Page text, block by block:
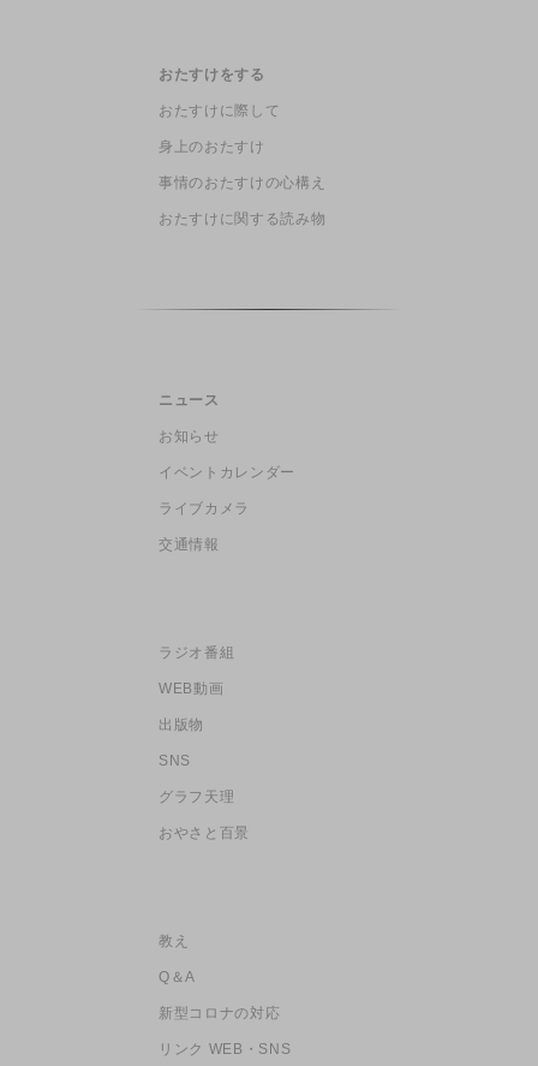
おたすけをする
おたすけに際して
身上のおたすけ
事情のおたすけの心構え
おたすけに関する読み物
ニュース
お知らせ
イベントカレンダー
ライブカメラ
交通情報
ラジオ番組
WEB動画
出版物
SNS
グラフ天理
おやさと百景
教え
Q＆A
新型コロナの対応
リンク WEB・SNS